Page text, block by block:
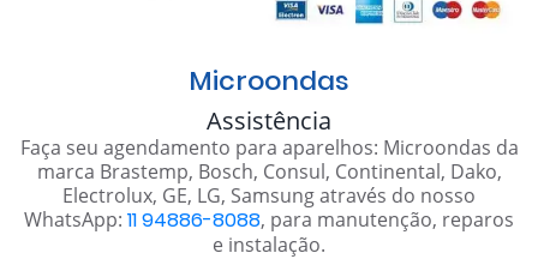
Microondas
Assistência
Faça seu agendamento para aparelhos: Microondas da
marca Brastemp, Bosch, Consul, Continental, Dako,
Electrolux, GE, LG, Samsung através do nosso
WhatsApp: 11 94886-8088, para manutenção, reparos
e instalação.